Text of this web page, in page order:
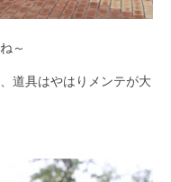
～
道具はやはりメンテが大